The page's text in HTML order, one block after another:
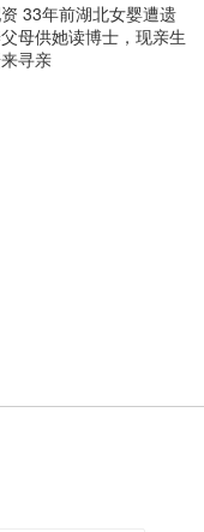
33年前湖北女婴遭遗
母供她读博士，现亲生
寻亲